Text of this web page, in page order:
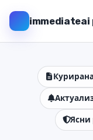
immediateai
Ясни